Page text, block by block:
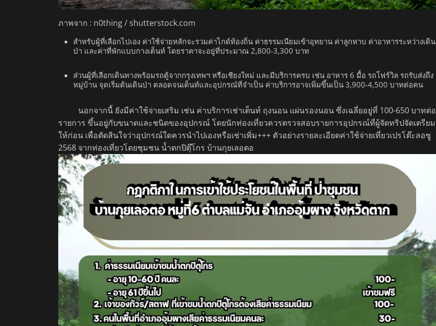
ภาพจาก : n0thing / shutterstock.com
สำหรับผู้ที่เลือกไปเอง ค่าใช้จ่ายหลักจะรวมค่าไกด์ท้องถิ่น ค่าธรรมเนียมเข้าอุทยาน ค่าลูกหาบ ค่าอาหารระหว่างเดิน
ป่า และค่าที่พักแบบกางเต็นท์ โดยราคาจะอยู่ที่ประมาณ 2,800-3,300 บาท
ส่วนผู้ที่เลือกเดินทางพร้อมรถตู้จากกรุงเทพฯ หรือเชียงใหม่ และมีบริการครบ เช่น อาหาร 6 มื้อ รถโฟร์วิล รถรับส่งถึง
หมู่บ้าน จุดเริ่มต้นเดินป่า ตลอดจนเต็นท์และอุปกรณ์ที่จำเป็น ค่าบริการอาจเพิ่มขึ้นเป็น 3,900-4,500 บาทต่อคน
นอกจากนี้ ยังมีค่าใช้จ่ายเสริม เช่น ค่าบริการเช่าเต็นท์ ถุงนอน แผ่นรองนอน ซึ่งเฉลี่ยอยู่ที่ 100-650 บาทต่อ
รายการ ขึ้นอยู่กับขนาดและชนิดของอุปกรณ์ โดยนักท่องเที่ยวควรตรวจสอบรายการอุปกรณ์ที่ผู้จัดทริปจัดเตรียม
ให้ก่อน เพื่อตัดสินใจว่าอุปกรณ์ใดควรนำไปเองหรือเช่าเพิ่ม+++ ตัวอย่างรายละเอียดค่าใช้จ่ายเที่ยวเปรโต๊ะลอซู
2568 จากท่องเที่ยวโดยชุมชน น้ำตกปิตุ๊โกร บ้านกุยเลอตอ